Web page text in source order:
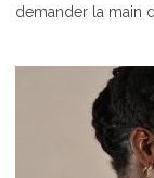
demander la main